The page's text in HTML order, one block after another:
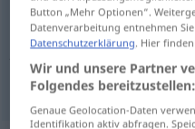
sichlustig machen,
pitorrearsede
Button „Mehr Optionen“.
Datenverarbeitung entnehmen
Datenschutzerklärung. Hier
Wir und unsere Partner
Folgendes bereitzustellen:
Genaue Geolocation-Daten
Identifikation aktiv abfragen.